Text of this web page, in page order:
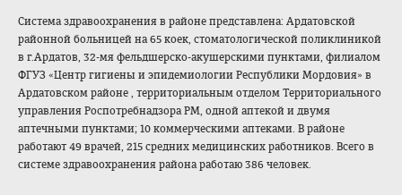
Система здравоохранения в районе представлена: Ардатовской
районной больницей на 65 коек, стоматологической поликлиникой
в г.Ардатов, 32-мя фельдшерско-акушерскими пунктами, филиалом
ФГУЗ «Центр гигиены и эпидемиологии Республики Мордовия» в
Ардатовском районе , территориальным отделом Территориального
управления Роспотребнадзора РМ, одной аптекой и двумя
аптечными пунктами; 10 коммерческими аптеками. В районе
работают 49 врачей, 215 средних медицинских работников. Всего в
системе здравоохранения района работаю 386 человек.